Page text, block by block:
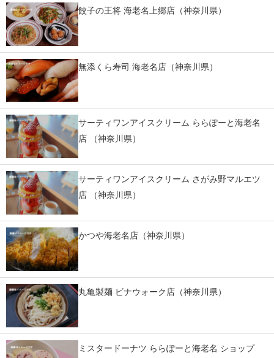
ちょっと気になるネットの話題
餃子の王将 海老名上郷店（神奈川県）
無添くら寿司 海老名店（神奈川県）
サーティワンアイスクリーム ららぽーと海老名
店 （神奈川県）
サーティワンアイスクリーム さがみ野マルエツ
店 （神奈川県）
かつや海老名店（神奈川県）
丸亀製麺 ビナウォーク店（神奈川県）
ミスタードーナツ ららぽーと海老名 ショップ